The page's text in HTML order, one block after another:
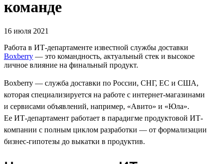
команде
16 июля 2021
Работа в ИТ-департаменте известной службы доставки
Boxberry — это командность, актуальный стек и высокое
личное влияние на финальный продукт.
Boxberry — служба доставки по России, СНГ, ЕС и США,
которая специализируется на работе с интернет-магазинами
и сервисами объявлений, например, «Авито» и «Юла».
Ее ИТ-департамент работает в парадигме продуктовой ИТ-
компании с полным циклом разработки — от формализации
бизнес-гипотезы до выкатки в продуктив.